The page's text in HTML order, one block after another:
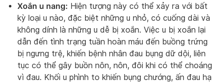
Xoắn u nang: Hiện tượng này có thể xảy ra với bất
kỳ loại u nào, đặc biệt những u nhỏ, có cuống dài và
không dính là những u dễ bị xoắn. Việc u bị xoắn lại
dẫn đến tình trạng tuần hoàn máu đến buồng trứng
bị ngưng trệ, khiến bệnh nhân đau bụng dữ dội, liên
tục có thể gây buồn nôn, nôn, đôi khi có thể choáng
vì đau. Khối u phình to khiến bụng chướng, ấn đau hạ